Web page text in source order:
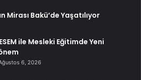
Mirası Bakü’de Yaşatılıyor
ile Mesleki Eğitimde Yeni
6, 2026